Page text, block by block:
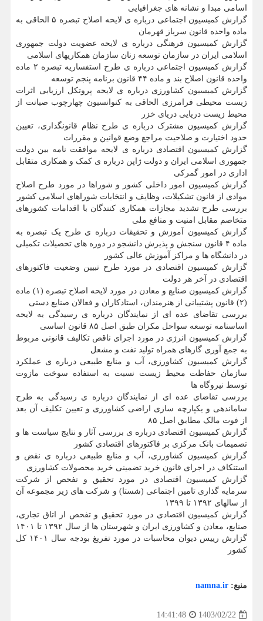
اسامی مبدا و نشانه های جغرافیایی
گزارش کمیسیون اجتماعی درباره ی لایحه اصلاح تبصره ۵ الحاقی به
ماده واحده قانون سرباز قهرمان
گزارش کمیسیون فرهنگی درباره ی لایحه عضویت دولت جمهوری
اسلامی ایران در سازمان توسعه زنان سازمان همکاریهای اسلامی
گزارش کمیسیون اجتماعی درباره ی طرح استفساریه تبصره ۲ ماده
واحده قانون اصلاح بند و ماده ۴۴ قانون برنامه پنجم توسعه
گزارش کمیسیون کشاورزی درباره ی لایحه پروتکل ارزیابی اثرات
زیست محیطی فرامرزی الحاقی به کنوانسیون چهارچوب صیانت از
محیط زیست دریایی دریای خزر
گزارش کمیسیون مشترک درباره ی طرح نظام قانونگذاری، تعیین
حدود اختیارت و صلاحیت مراجع وضع قوانین و مقررات
گزارش کمیسیون اقتصادی درباره ی لایحه موافقت نامه بین دولت
جمهوری اسلامی ایران و دولت ژاپن درباره ی کمک و همکاری متقابل
اداری در امور گمرکی
گزارش کمیسیون امور داخلی کشور و شوراها در مورد طرح اصلاح
موادی از قانون تشکیلات، وظایف و انتخابات شوراهای اسلامی کشور
بررسی طرح تشدید مجازات همکاری کنندگان با اقدامات کشورهای
متخاصم مقابل امنیت و منافع ملی
گزارش کمیسیون آموزش و تحقیقات درباره ی طرح یک تبصره به
ماده ۴ قانون سنجش و پذیرش دانشجو در دوره های تحصیلات تکمیلی
در دانشگاه ها و مراکز آموزش عالی کشور
گزارش کمیسیون اقتصادی در مورد طرح تبیین وضعیت فاکتورهای
اقتصادی در آخر هر دولت
گزارش کمیسیون صنایع و معادن در مورد لایحه اصلاح تبصره (۱) ماده
(۲) قانون پشتیبانی از هنرمندان، استادکاران و فعالان صنایع دستی
بررسی تقاضای عده ای از نمایندگان درباره ی رسیدگی به لایحه
اساسنامه توسعه سواحل مکران طبق اصل ۸۵ قانون اساسی
گزارش کمیسیون انرژی در مورد اجرای ناقص تکالیف قانونی مربوط
به جمع آوری گازهای همراه تولید نفت و مشعل
گزارش کمیسیون کشاورزی، آب و منابع طبیعی درباره ی عملکرد
سازمان حفاظت محیط زیست نسبت به استفاده سوخت مازوت
توسط نیروگاه ها
بررسی تقاضای عده ای از نمایندگان درباره ی رسیدگی به طرح
ساماندهی و یکپارچه سازی اراضی کشاورزی و تعیین تکلیف آن بعد
از فوت مالک مطابق اصل ۸۵
گزارش کمیسیون اقتصادی درباره ی بررسی آثار و نتایج سیاست ها و
تصمیمات بانک مرکزی بر فاکتورهای اقتصادی کشور
گزارش کمیسیون کشاورزی، آب و منابع طبیعی درباره ی نقض و
استنکاف در اجرای قانون خرید تضمینی خرید محصولات کشاورزی
گزارش کمیسیون اقتصادی در مورد تحقیق و تفحص از شرکت
سرمایه گذاری تامین اجتماعی (شستا) و شرکت های زیر مجموعه آن
از سالهای ۱۳۹۲ تا ۱۳۹۹
گزارش کمیسیون اقتصادی در مورد تحقیق و تفحص از اتاق تجاری،
صنایع، معادن و کشاورزی ایران و شهرستان ها از سال ۱۳۹۲ تا ۱۴۰۱
گزارش رییس دیوان محاسبات در مورد تفریغ بودجه سال ۱۴۰۱ کل
کشور
منبع: namna.ir
1403/02/22
14:41:48